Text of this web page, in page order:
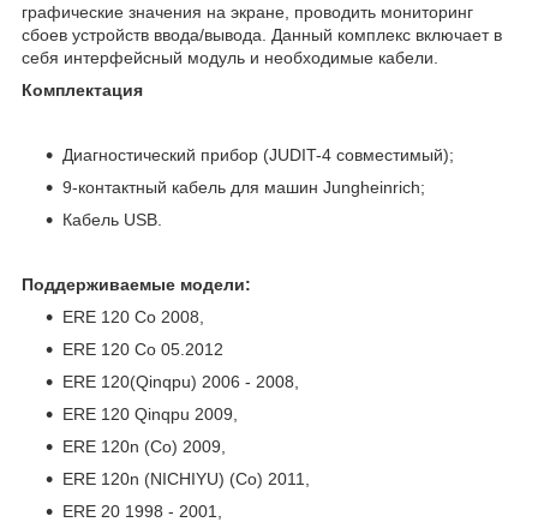
графические значения на экране, проводить мониторинг
сбоев устройств ввода/вывода. Данный комплекс включает в
себя интерфейсный модуль и необходимые кабели.
Комплектация
Диагностический прибор (JUDIT-4 совместимый);
9-контактный кабель для машин Jungheinrich;
Кабель USB.
Поддерживаемые модели:
ERE 120 Co 2008,
ERE 120 Co 05.2012
ERE 120(Qinqpu) 2006 - 2008,
ERE 120 Qinqpu 2009,
ERE 120n (Co) 2009,
ERE 120n (NICHIYU) (Co) 2011,
ERE 20 1998 - 2001,